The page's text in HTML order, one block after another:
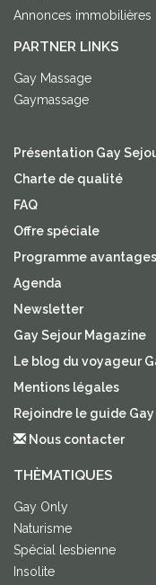
Annonces immobilières
PARTNER LINKS
Gay Massage
Gaymassage
Présentation Gay
Charte de qualité
FAQ
Offre spéciale
Programme avantages
Agenda
Newsletter
Gay Sejour Magazine
Le blog du voyageur
Mentions légales
Rejoindre le guide
Nous contacter
THÈMATIQUES
Gay Only
Naturisme
Spécial lesbienne
Insolite